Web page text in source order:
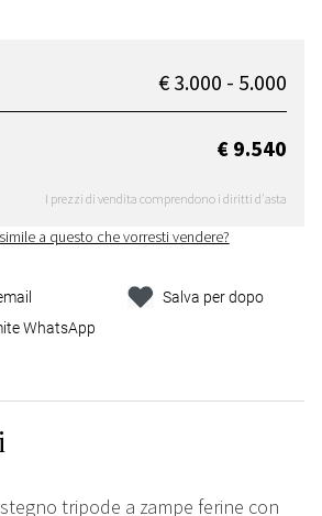
€ 3.000 - 5.000
€ 9.540
I prezzi di vendita comprendono i diritti d'asta
a questo che vorresti vendere?
WhatsApp
Salva per dopo
tripode a zampe ferine con